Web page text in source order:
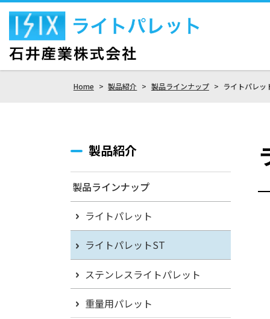
Home > 製品紹介 > 製品ラインナップ > ライトパレッ
製品紹介
製品ラインナップ
ライトパレット
ライトパレットST
ステンレスライトパレット
重量用パレット